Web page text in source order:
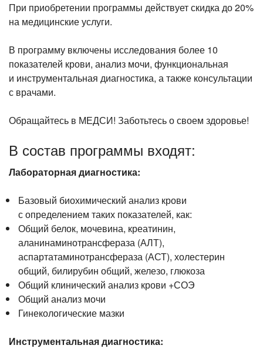
Лазерная коррекция зрения
При приобретении программы действует скидка до 20%
на медицинские услуги.
В программу включены исследования более 10
показателей крови, анализ мочи, функциональная
и инструментальная диагностика, а также консультации
с врачами.
Обращайтесь в МЕДСИ! Заботьтесь о своем здоровье!
В состав программы входят:
Лабораторная диагностика:
Базовый биохимический анализ крови
с определением таких показателей, как:
Общий белок, мочевина, креатинин,
аланинаминотрансфераза (АЛТ),
аспартатаминотрансфераза (АСТ), холестерин
общий, билирубин общий, железо, глюкоза
Общий клинический анализ крови +СОЭ
Общий анализ мочи
Гинекологические мазки
Инструментальная диагностика: